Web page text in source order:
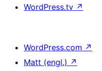
WordPress.tv ↗
WordPress.com ↗
Matt (engl.) ↗